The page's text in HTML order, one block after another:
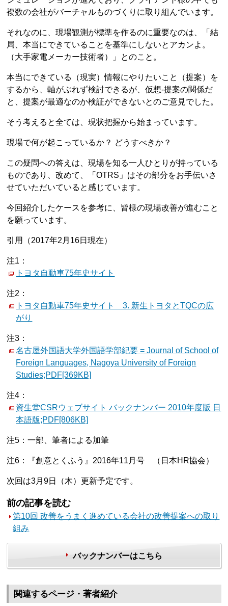
複数の会社がバーチャルものづくりに取り組んでいます。
それなのに、現場観測が標準を作るのに重要なのは、「結
局、本当にできていることを基準にしないとアカンよ。
（大手家電メーカー技術者）」とのこと。
本当にできている（現実）情報にやりたいこと（提案）を
するから、軸がぶれず検討できるが、仮想‐提案の関係だ
と、提案が最適なのか検証ができないとのご意見でした。
そう考えると全ては、現状把握から始まっています。
現場で何が起こっているか？ どうすべきか？
この疑問への答えは、現場を知る一人ひとりが持っている
ものであり、改めて、「OTRS」はその部分をお手伝いさ
せていただいていると感じています。
今回紹介したケースを参考に、皆様の現場改善が進むこと
を願っています。
引用（2017年2月16日現在）
注1：
トヨタ自動車75年史サイト
注2：
トヨタ自動車75年史サイト 3. 新生トヨタとTQCの広
がり
注3：
名古屋外国語大学外国語学部紀要 = Journal of School of
Foreign Languages, Nagoya University of Foreign
Studies;PDF[369KB]
注4：
資生堂CSRウェブサイト バックナンバー 2010年度版 日
本語版;PDF[806KB]
注5：一部、筆者による加筆
注6：『創意とくふう』2016年11月号 （日本HR協会）
次回は3月9日（木）更新予定です。
前の記事を読む
第10回 改善をうまく進めている会社の改善提案への取り
組み
バックナンバーはこちら
関連するページ・著者紹介